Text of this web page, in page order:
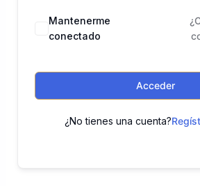
Mantenerme
conectado
Acceder
¿No tienes una cuenta?